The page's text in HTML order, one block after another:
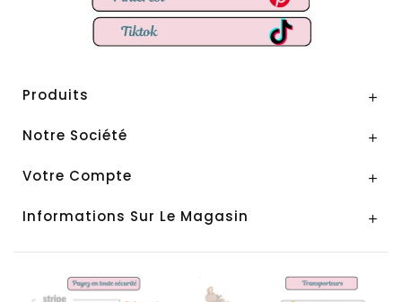
Produits 
Notre Société 
Votre Compte 
Informations Sur Le Magasin 